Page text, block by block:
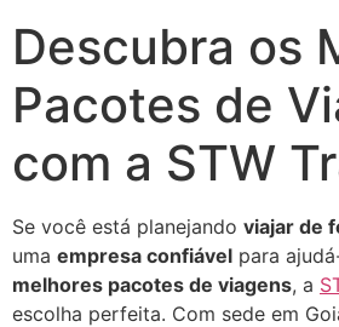
Descubra os
Pacotes de
com a STW
Se você está planejando viajar de
uma empresa confiável para
melhores pacotes de viagens, a
escolha perfeita. Com sede em